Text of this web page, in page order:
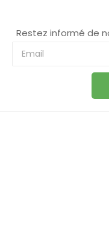
Restez informé de